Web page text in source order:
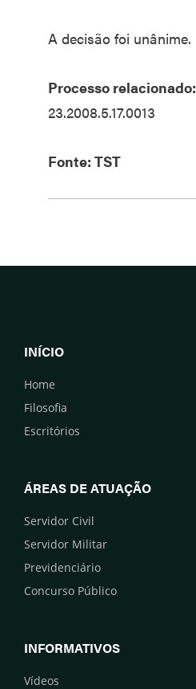
A decisão foi unânime.
Processo relacionado:
23.2008.5.17.0013
Fonte: TST
INÍCIO
Home
Filosofia
Escritórios
ÁREAS DE ATUAÇÃO
Servidor Civil
Servidor Militar
Previdenciário
Concurso Público
INFORMATIVOS
Vídeos